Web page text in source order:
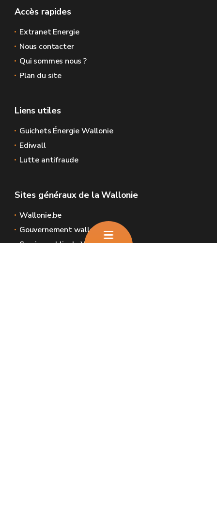
Accès rapides
Extranet Energie
Nous contacter
Qui sommes nous ?
Plan du site
Liens utiles
Guichets Énergie Wallonie
Ediwall
Lutte antifraude
Sites généraux de la Wallonie
Wallonie.be
Gouvernement wallon
Service public de Wallonie